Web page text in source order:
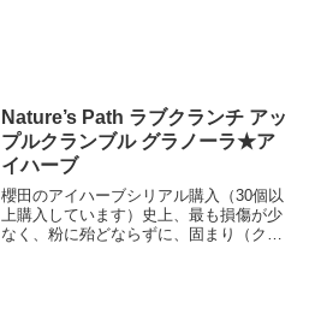
Nature’s Path ラブクランチ アッ
プルクランブル グラノーラ★ア
イハーブ
櫻田のアイハーブシリアル購入（30個以
上購入しています）史上、最も損傷が少
なく、粉に殆どならずに、固まり（クラ